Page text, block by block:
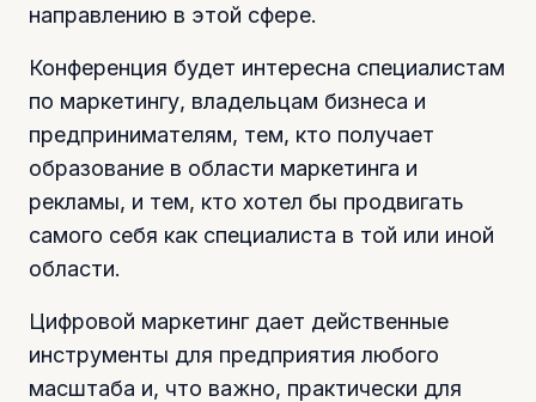
направлению в этой сфере.
Конференция будет интересна специалистам
по маркетингу, владельцам бизнеса и
предпринимателям, тем, кто получает
образование в области маркетинга и
рекламы, и тем, кто хотел бы продвигать
самого себя как специалиста в той или иной
области.
Цифровой маркетинг дает действенные
инструменты для предприятия любого
масштаба и, что важно, практически для